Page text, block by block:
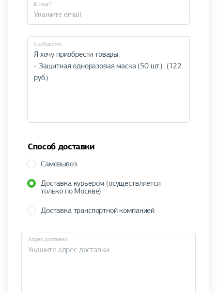
E-mail*
Cообщение
Способ доставки
Самовывоз
Доставка курьером (осуществляется
только по Москве)
Доставка транспортной компанией
Адрес доставки